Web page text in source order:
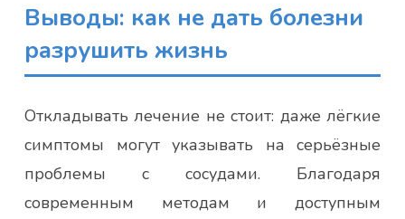
Выводы: как не дать болезни
разрушить жизнь
Откладывать лечение не стоит: даже лёгкие
симптомы могут указывать на серьёзные
проблемы с сосудами. Благодаря
современным методам и доступным